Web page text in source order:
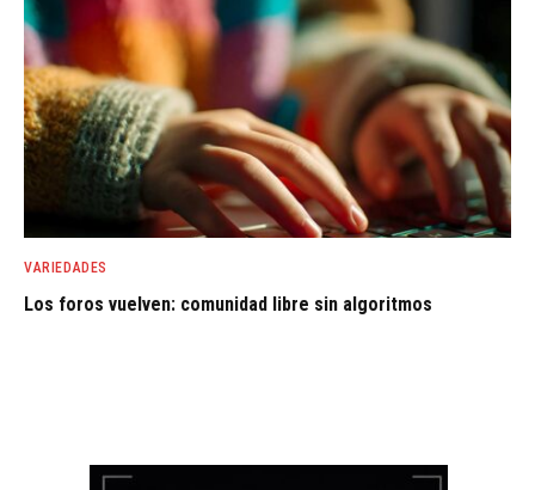
VARIEDADES
Los foros vuelven: comunidad libre sin algoritmos